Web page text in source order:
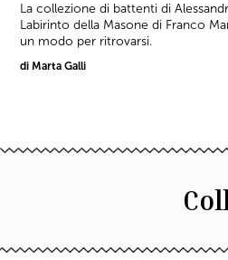
La collezione di battenti di
Labirinto della Masone di Franco
un modo per ritrovarsi.
di Marta Galli